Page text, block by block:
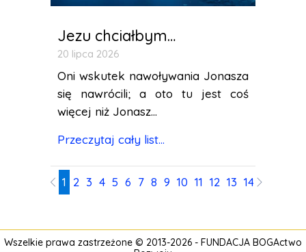
Jezu chciałbym…
20 lipca 2026
Oni wskutek nawoływania Jonasza
się nawrócili; a oto tu jest coś
więcej niż Jonasz...
Przeczytaj cały list...
1 2 3 4 5 6 7 8 9 10 11 12 13 14 15
Wszelkie prawa zastrzeżone © 2013-2026 - FUNDACJA BOGActwo